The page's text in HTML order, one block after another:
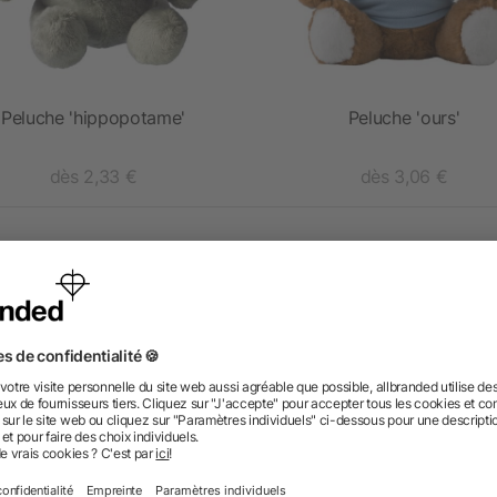
Peluche 'hippopotame'
dès 2,33 €
Peluche 'ours'
dès 3,06 €
questions ? Nous avons les
ressembler les données d’impression ? allbranded
service pour les créer ?